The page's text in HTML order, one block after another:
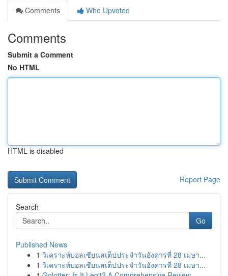
Comments
Who Upvoted
Comments
Submit a Comment
No HTML
HTML is disabled
Report Page
Search
Go
Published News
1 วิเคราะห์บอลเซียนสเต็ปประจำวันอังคารที่ 28 เมษา...
1 วิเคราะห์บอลเซียนสเต็ปประจำวันอังคารที่ 28 เมษา...